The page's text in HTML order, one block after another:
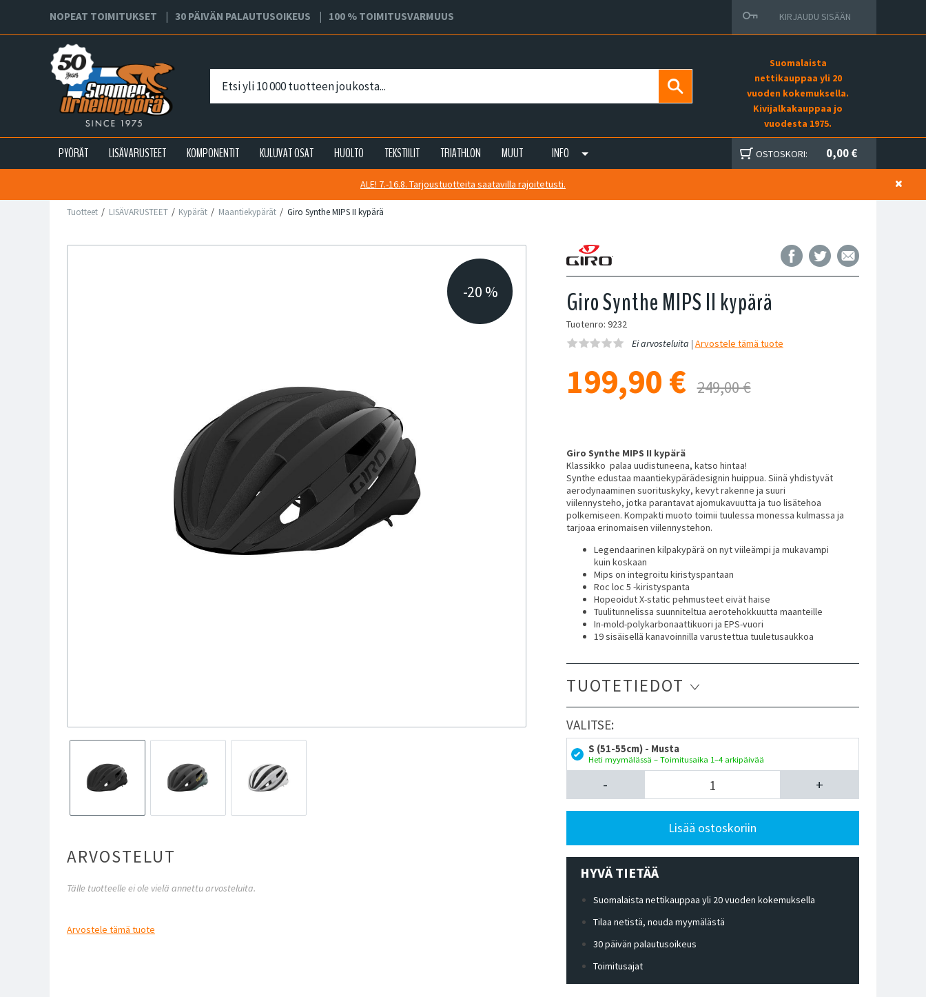
NOPEAT TOIMITUKSET 30 PÄIVÄN PALAUTUSOIKEUS 100 % TOIMITUSVARMUUS KIRJAUDU SISÄÄN
Suomalaista
nettikauppaa yli 20
vuoden kokemuksella.
Kivijalkakauppaa jo
vuodesta 1975.
PYÖRÄT LISÄVARUSTEET KOMPONENTIT KULUVAT OSAT HUOLTO TEKSTIILIT TRIATHLON MUUT INFO OSTOSKORI: 0,00 €
ALE! 7.-16.8. Tarjoustuotteita saatavilla rajoitetusti.
Tuotteet LISÄVARUSTEET Kypärät Maantiekypärät Giro Synthe MIPS II kypärä
-20 %
ARVOSTELUT
Tälle tuotteelle ei ole vielä annettu arvosteluita.
Arvostele tämä tuote
Giro Synthe MIPS II kypärä
Tuotenro: 9232
Ei arvosteluita | Arvostele tämä tuote
199,90 € 249,00 €
Giro Synthe MIPS II kypärä
Klassikko palaa uudistuneena, katso hintaa!
Synthe edustaa maantiekypärädesignin huippua. Siinä yhdistyvät
aerodynaaminen suorituskyky, kevyt rakenne ja suuri
viilennysteho, jotka parantavat ajomukavuutta ja tuo lisätehoa
polkemiseen. Kompakti muoto toimii tuulessa monessa kulmassa ja
tarjoaa erinomaisen viilennystehon.
Legendaarinen kilpakypärä on nyt viileämpi ja mukavampi
kuin koskaan
Mips on integroitu kiristyspantaan
Roc loc 5 -kiristyspanta
Hopeoidut X-static pehmusteet eivät haise
Tuulitunnelissa suunniteltua aerotehokkuutta maanteille
In-mold-polykarbonaattikuori ja EPS-vuori
19 sisäisellä kanavoinnilla varustettua tuuletusaukkoa
TUOTETIEDOT
VALITSE:
S (51-55cm) - Musta
Heti myymälässä – Toimitusaika 1–4 arkipäivää
- +
Lisää ostoskoriin
HYVÄ TIETÄÄ
Suomalaista nettikauppaa yli 20 vuoden kokemuksella
Tilaa netistä, nouda myymälästä
30 päivän palautusoikeus
Toimitusajat